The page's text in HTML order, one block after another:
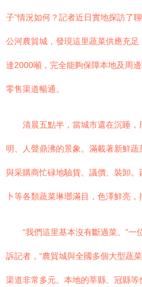
子”情況如何？記者近日實地探訪
公河農貿城，發現這里蔬菜供應充
達2000噸，完全能夠保障本地及周
零售渠道暢通。
清晨五點半，當城市還在沉睡
明、人聲鼎沸的景象。滿載著新鮮
與采購商忙碌地驗貨、議價、裝卸
卜等各類蔬菜琳瑯滿目，色澤鮮亮，
“我們這里基本沒有斷過菜。”
訴記者，“農貿城與全國多個大型蔬
渠道非常多元。本地的莘縣、冠縣